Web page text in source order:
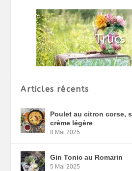
Articles récents
Poulet au citron corse,
crème légère
8 Mai 2025
Gin Tonic au Romarin
5 Mai 2025